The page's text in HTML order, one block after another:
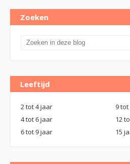
Zoeken
Leeftijd
2 tot 4 jaar
9
4 tot 6 jaar
12
6 tot 9 jaar
15